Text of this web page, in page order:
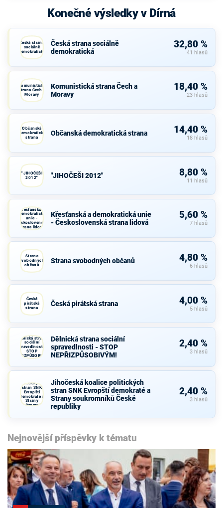
Konečné výsledky v Dírná
Česká strana
sociálně
demokratická
Česká strana sociálně
demokratická
32,80 %
41 hlasů
Komunistická
strana Čech a
Moravy
Komunistická strana Čech a
Moravy
18,40 %
23 hlasů
Občanská
demokratická
strana
Občanská demokratická strana 14,40 %
18 hlasů
"JIHOČEŠI
2012"
"JIHOČEŠI 2012" 8,80 %
11 hlasů
Křesťanská a
demokratická
unie -
Československá
strana lidová
Křesťanská a demokratická unie
- Československá strana lidová
5,60 %
7 hlasů
Strana
svobodných
občanů
Strana svobodných občanů 4,80 %
6 hlasů
Česká
pirátská
strana
Česká pirátská strana 4,00 %
5 hlasů
Dělnická strana
sociální
spravedlnosti -
STOP
NEPŘIZPŮSOBIVÝM!
Dělnická strana sociální
spravedlnosti - STOP
NEPŘIZPŮSOBIVÝM!
2,40 %
3 hlasů
politických
stran SNK
Evropští
demokraté a
Strany
soukromníků
Jihočeská koalice politických
stran SNK Evropští demokraté a
Strany soukromníků České
republiky
2,40 %
3 hlasů
Nejnovější příspěvky k tématu